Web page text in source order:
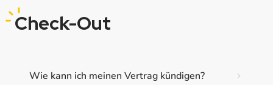
Check-Out
Wie kann ich meinen Vertrag kündigen?